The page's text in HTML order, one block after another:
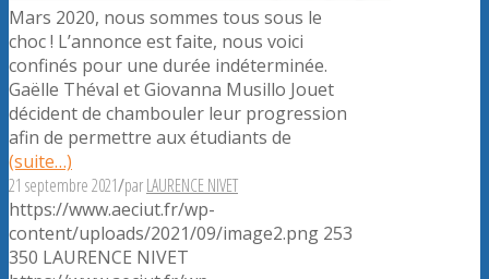
Mars 2020, nous sommes tous sous le
choc ! L’annonce est faite, nous voici
confinés pour une durée indéterminée.
Gaëlle Théval et Giovanna Musillo Jouet
décident de chambouler leur progression
afin de permettre aux étudiants de
(suite…)
21 septembre 2021/parLAURENCE NIVET
https://www.aeciut.fr/wp-
content/uploads/2021/09/image2.png 253
350 LAURENCE NIVET